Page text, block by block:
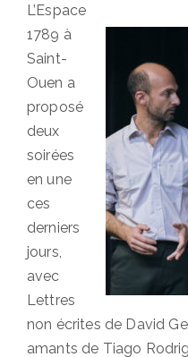
L’Espace
1789 à
Saint-
Ouen a
proposé
deux
soirées
en une
ces
derniers
jours,
avec
Lettres
non écrites de David
amants de Tiago